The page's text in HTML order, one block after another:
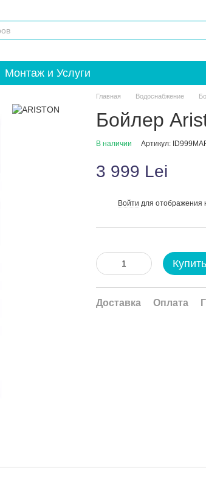
Монтаж и Услуги
Главная Водоснабжение
Бойлер
В наличии Артикул:
3 999 Lei
Войти для отображения
Купить
Доставка Оплата